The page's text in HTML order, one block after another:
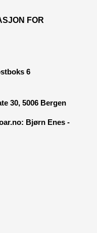
FOR
6
30, 5006 Bergen
Bjørn Enes -